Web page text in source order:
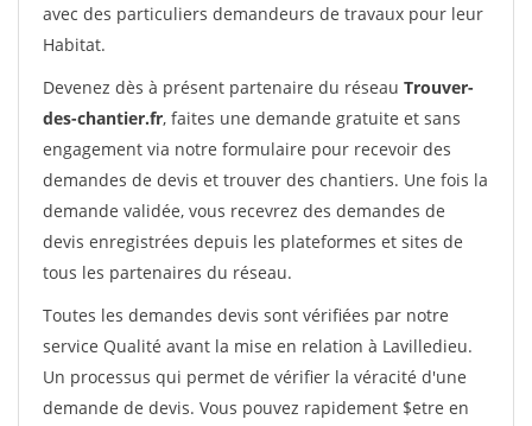
avec des particuliers demandeurs de travaux pour leur
Habitat.
Devenez dès à présent partenaire du réseau Trouver-
des-chantier.fr, faites une demande gratuite et sans
engagement via notre formulaire pour recevoir des
demandes de devis et trouver des chantiers. Une fois la
demande validée, vous recevrez des demandes de
devis enregistrées depuis les plateformes et sites de
tous les partenaires du réseau.
Toutes les demandes devis sont vérifiées par notre
service Qualité avant la mise en relation à Lavilledieu.
Un processus qui permet de vérifier la véracité d'une
demande de devis. Vous pouvez rapidement $etre en